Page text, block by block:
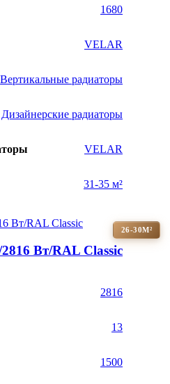
1680
VELAR
Вертикальные радиаторы
Дизайнерские радиаторы
VELAR
31-35 м²
26-30М²
Вт/RAL Classic
2816
13
1500